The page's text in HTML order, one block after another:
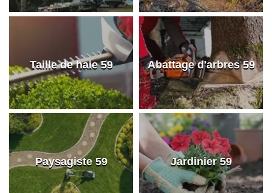
Taille de haie 59 Abattage d'arbres 59
Paysagiste 59 Jardinier 59